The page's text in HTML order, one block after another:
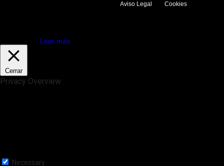
Aviso Legal Cookies
Leer más
Cerrar
Privacy Overview
Necessary